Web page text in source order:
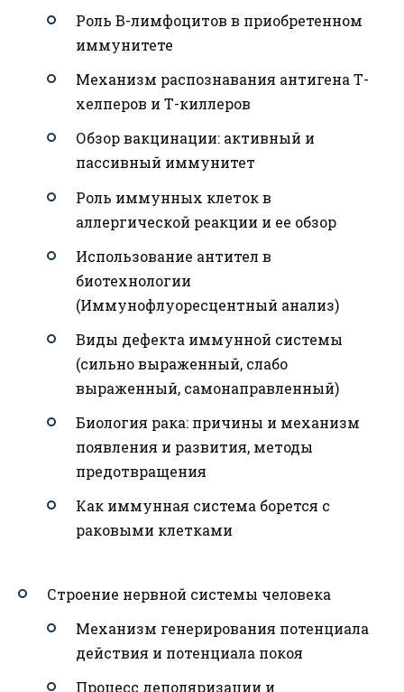
Роль В-лимфоцитов в приобретенном
иммунитете
Механизм распознавания антигена Т-
хелперов и Т-киллеров
Обзор вакцинации: активный и
пассивный иммунитет
Роль иммунных клеток в
аллергической реакции и ее обзор
Использование антител в
биотехнологии
(Иммунофлуоресцентный анализ)
Виды дефекта иммунной системы
(сильно выраженный, слабо
выраженный, самонаправленный)
Биология рака: причины и механизм
появления и развития, методы
предотвращения
Как иммунная система борется с
раковыми клетками
Строение нервной системы человека
Механизм генерирования потенциала
действия и потенциала покоя
Процесс деполяризации и